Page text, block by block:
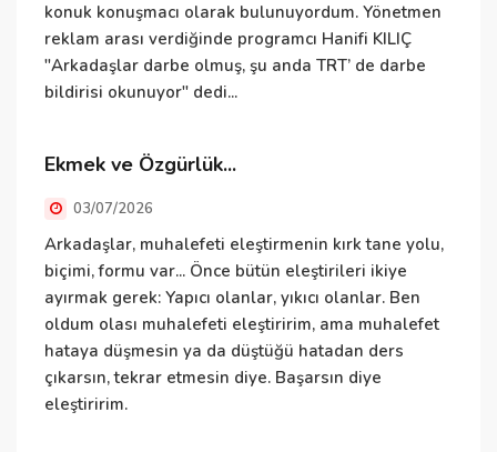
konuk konuşmacı olarak bulunuyordum. Yönetmen
reklam arası verdiğinde programcı Hanifi KILIÇ
"Arkadaşlar darbe olmuş, şu anda TRT’ de darbe
bildirisi okunuyor" dedi...
Ekmek ve Özgürlük...
03/07/2026
Arkadaşlar, muhalefeti eleştirmenin kırk tane yolu,
biçimi, formu var... Önce bütün eleştirileri ikiye
ayırmak gerek: Yapıcı olanlar, yıkıcı olanlar. Ben
oldum olası muhalefeti eleştiririm, ama muhalefet
hataya düşmesin ya da düştüğü hatadan ders
çıkarsın, tekrar etmesin diye. Başarsın diye
eleştiririm.